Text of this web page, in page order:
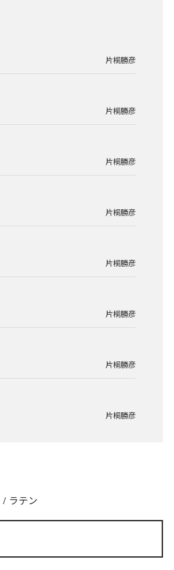
片桐勝彦
片桐勝彦
片桐勝彦
片桐勝彦
片桐勝彦
片桐勝彦
片桐勝彦
片桐勝彦
/ ラテン